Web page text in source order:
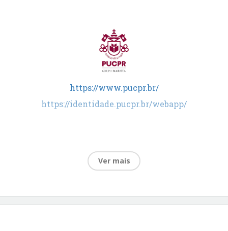
https://www.pucpr.br/
https://identidade.pucpr.br/webapp/
Ver mais